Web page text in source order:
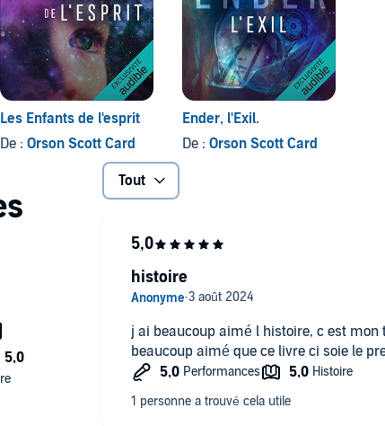
Les Enfants de l'esprit
De :Orson Scott Card
Ender, l'Exil.
De : Orson Scott Card
Tout
j ai beaucoup aimé l histoire, c est
beaucoup aimé que ce livre ci soie le
histoire